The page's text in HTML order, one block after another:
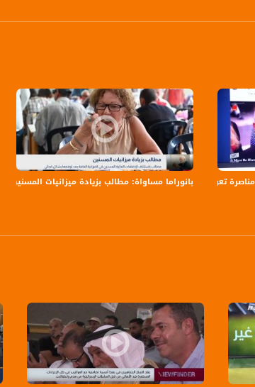
بانوراما مساواة: مطالب بزيادة ميزانيات المسنين
تعود للواجهة بعد الكشف عن اضطرابات نفسية سببها الاحتلال